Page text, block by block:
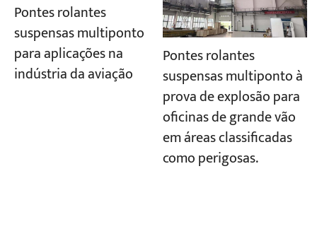
Pontes rolantes
suspensas multiponto
para aplicações na
indústria da aviação
Pontes rolantes
suspensas multiponto à
prova de explosão para
oficinas de grande vão
em áreas classificadas
como perigosas.